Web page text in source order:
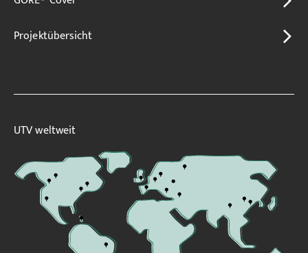
Projektübersicht
UTV weltweit